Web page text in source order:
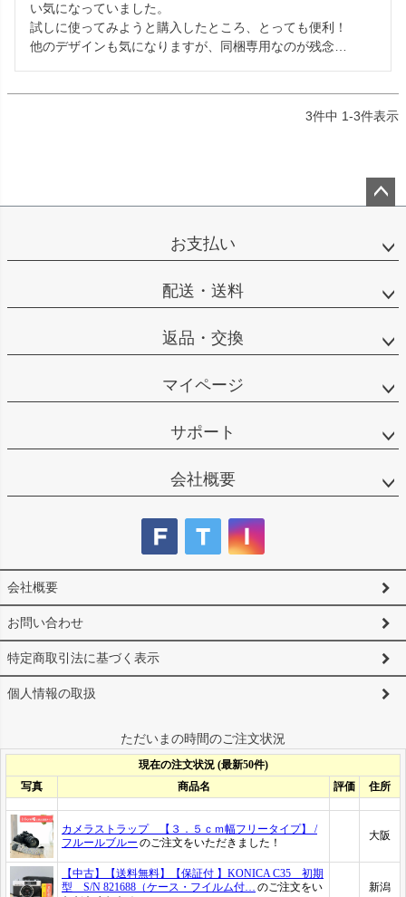
い気になっていました。
試しに使ってみようと購入したところ、とっても便利！
他のデザインも気になりますが、同梱専用なのが残念…
3件中 1-3件表示
ップ
お支払い
配送・送料
返品・交換
マイページ
サポート
会社概要
会社概要
お問い合わせ
特定商取引法に基づく表示
個人情報の取扱
ただいまの時間のご注文状況